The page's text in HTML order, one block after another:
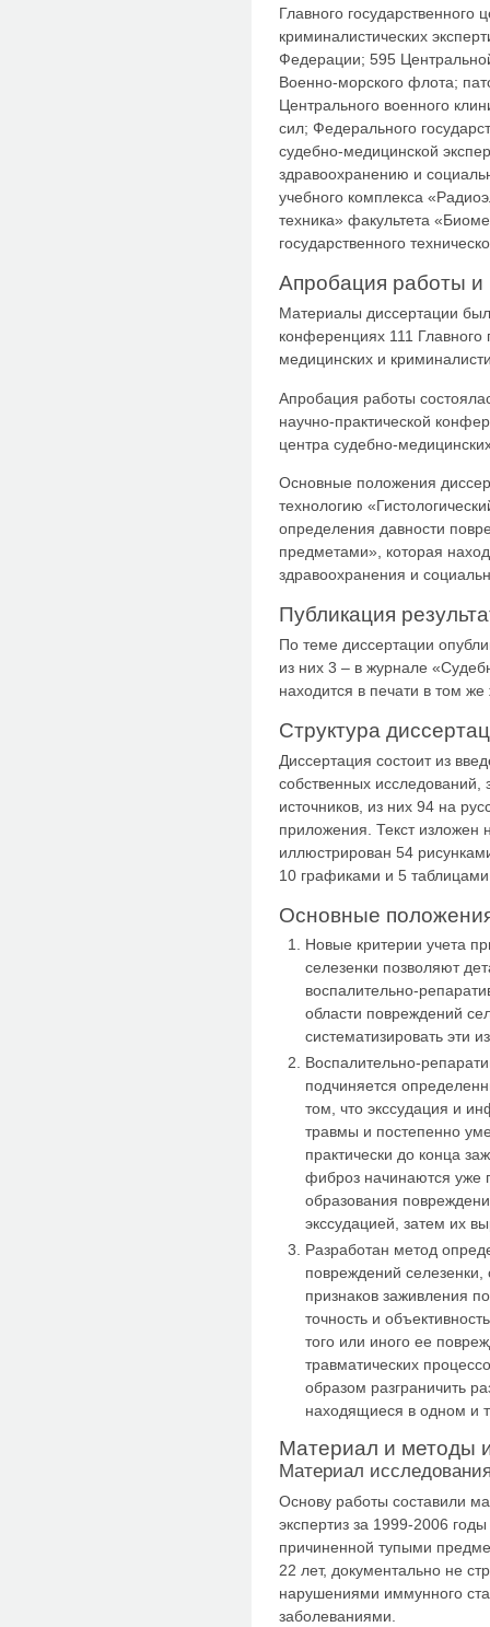
Главного государственного
криминалистических
Федерации; 595
Военно-морского флота;
Центрального военного
сил; Федерального
судебно-медицинской
здравоохранению и
учебного комплекса
техника» факультета
государственного
Апробация работы и
Материалы диссертации
конференциях 111 Главного
медицинских и
Апробация работы
научно-практической
центра судебно-
Основные положения
технологию
определения давности
предметами», которая
здравоохранения и
Публикация
По теме диссертации
из них 3 – в журнале
находится в печати в том
Структура
Диссертация состоит из
собственных
источников, из них 94 на
приложения. Текст изложен
иллюстрирован 54
10 графиками и 5
Основные
Новые критерии учета
селезенки позволяют
воспалительно-
области повреждений
систематизировать эти
Воспалительно-
подчиняется
том, что экссудация и
травмы и постепенно
практически до конца
фиброз начинаются уже
образования
экссудацией, затем их
Разработан метод
повреждений
признаков заживления
точность и
того или иного ее
травматических
образом разграничить
находящиеся в одном и
Материал и методы
Материал
Основу работы составили
экспертиз за 1999-2006
причиненной тупыми
22 лет, документально не
нарушениями иммунного
заболеваниями.